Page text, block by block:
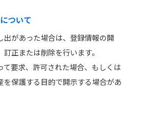
ついて
出があった場合は、登録情報の開
正または削除を行います。
て要求、許可された場合、もしくは
を保護する目的で開示する場合があ